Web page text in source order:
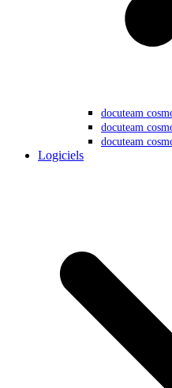
docuteam
docuteam
docuteam
Logiciels